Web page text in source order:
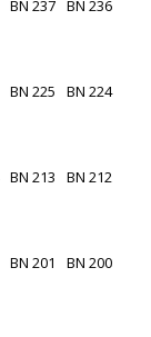
BN 237 BN 236
BN 225
BN 224
BN 213
BN 212
BN 201
BN 200